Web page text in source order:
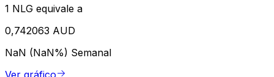
1 NLG equivale a
0,742063 AUD
NaN (NaN%) Semanal